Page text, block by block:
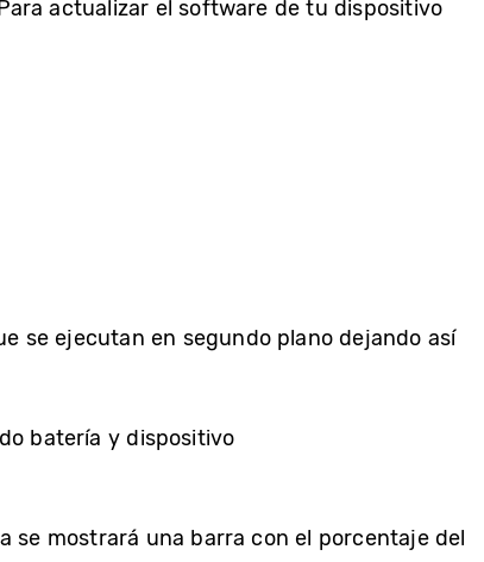
actualizar el software de tu dispositivo
se ejecutan en segundo plano dejando así
batería y dispositivo
se mostrará una barra con el porcentaje del